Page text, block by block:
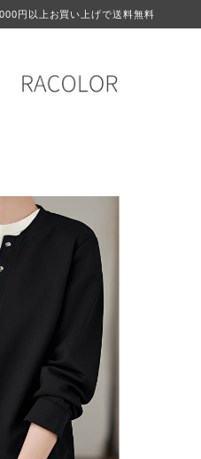
円以上お買い上げで送料無料